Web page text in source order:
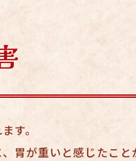
す。
胃が重いと感じたこと